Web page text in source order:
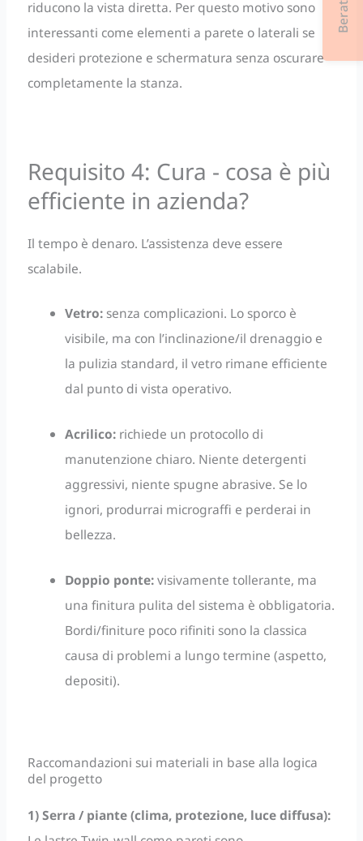
riducono la vista diretta. Per questo motivo sono
interessanti come elementi a parete o laterali se
desideri protezione e schermatura senza oscurare
completamente la stanza.
Requisito 4: Cura - cosa è più
efficiente in azienda?
Il tempo è denaro. L’assistenza deve essere
scalabile.
Vetro: senza complicazioni. Lo sporco è
visibile, ma con l’inclinazione/il drenaggio e
la pulizia standard, il vetro rimane efficiente
dal punto di vista operativo.
Acrilico: richiede un protocollo di
manutenzione chiaro. Niente detergenti
aggressivi, niente spugne abrasive. Se lo
ignori, produrrai micrograffi e perderai in
bellezza.
Doppio ponte:visivamente tollerante, ma
una finitura pulita del sistema è obbligatoria.
Bordi/finiture poco rifiniti sono la classica
causa di problemi a lungo termine (aspetto,
depositi).
Raccomandazioni sui materiali in base alla logica
del progetto
1) Serra / piante (clima, protezione, luce diffusa):